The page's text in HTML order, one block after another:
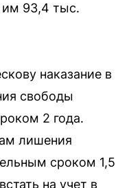
им 93,4 тыс.
наказание в
свободы
2 года.
лишения
сроком 1,5
на учет в